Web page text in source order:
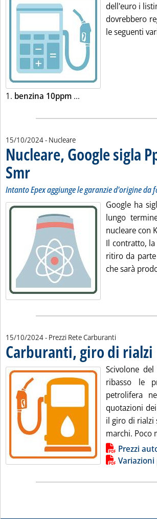
dell'euro i
dovrebbero
le seguenti
1. benzina 10ppm ...
15/10/2024- Nucleare
Nucleare, Google sigla
Smr. Sottotitolo: Intanto Epex aggiunge le garanzie
. Pubblicata martedì 15 ottobre 2024 alle 9.15.
Intanto Epex aggiunge le garanzie d'origine
Google ha
lungo
nucleare con
Il contratto,
ritiro da
che sarà
15/10/2024- Prezzi Rete Carburanti
Carburanti, giro di rialzi
Scivolone
ribasso le
petrolifera
quotazioni
il giro di rialzi
marchi. Poco
Lista allegati PDF alla notizia
Prezzi
Variazioni